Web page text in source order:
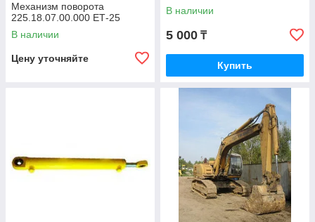
Механизм поворота
225.18.07.00.000 ЕТ-25
В наличии
Цену уточняйте
В наличии
5 000 ₸
Купить